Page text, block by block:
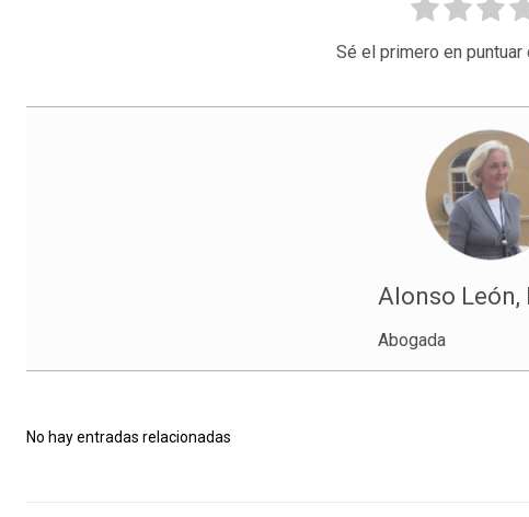
Sé el primero en
Alonso León,
Abogada
No hay entradas relacionadas